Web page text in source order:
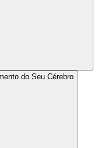
do Seu Cérebro